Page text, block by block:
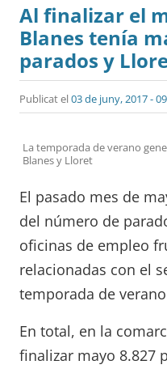
Al finalizar el
Blanes tenía
parados y
Publicat el03 de juny, 2017 -
La temporada de verano
Blanes y Lloret
El pasado mes de
del número de
oficinas de empleo
relacionadas con el
temporada de
En total, en la
finalizar mayo 8.827